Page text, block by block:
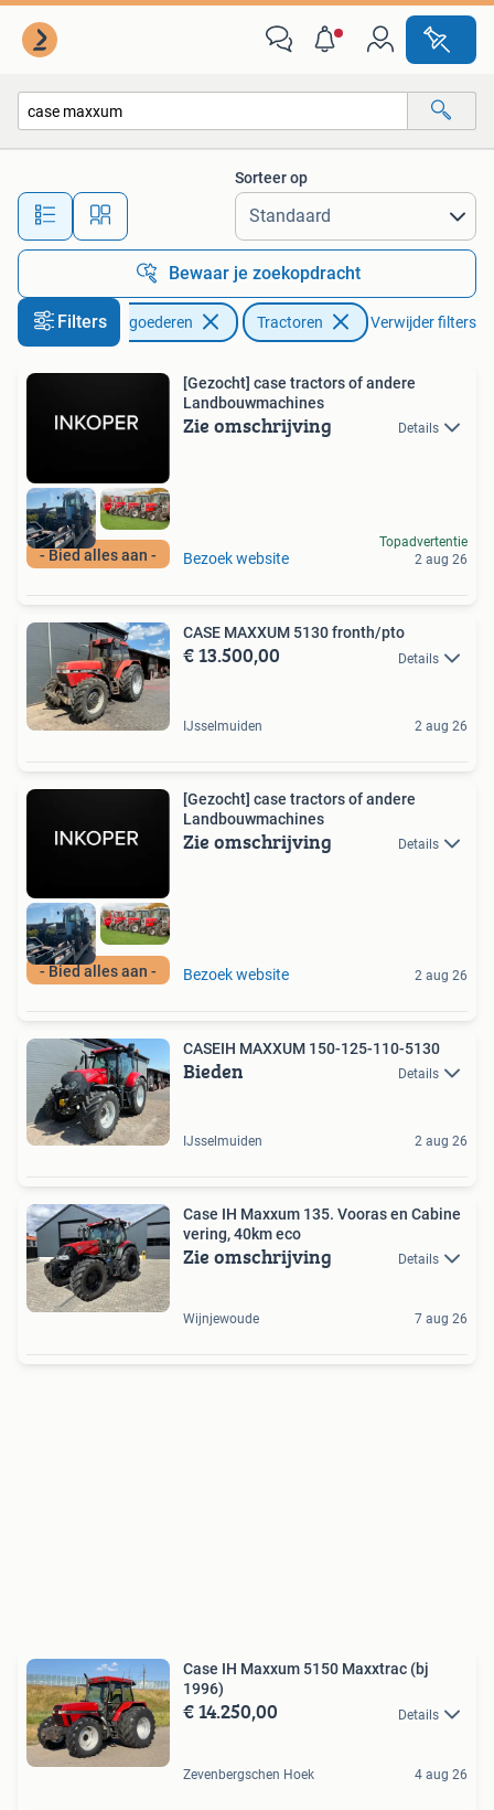
Alle afstanden…
Sorteer op
Bewaar je zoekopdracht
Filters
Zakelijke goederen Tractoren Verwijder filters
- Bied alles aan -
[Gezocht] case tractors of andere
Landbouwmachines
Zie omschrijving Details
Bezoek website
Topadvertentie
2 aug 26
CASE MAXXUM 5130 fronth/pto
€ 13.500,00 Details
IJsselmuiden 2 aug 26
- Bied alles aan -
[Gezocht] case tractors of andere
Landbouwmachines
Zie omschrijving Details
Bezoek website 2 aug 26
CASEIH MAXXUM 150-125-110-5130
Bieden Details
IJsselmuiden 2 aug 26
Case IH Maxxum 135. Vooras en Cabine
vering, 40km eco
Zie omschrijving Details
Wijnjewoude 7 aug 26
Case IH Maxxum 5150 Maxxtrac (bj
1996)
€ 14.250,00 Details
Zevenbergschen Hoek 4 aug 26